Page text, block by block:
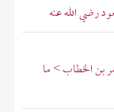
رضي الله عنه
بن الخطاب > ما